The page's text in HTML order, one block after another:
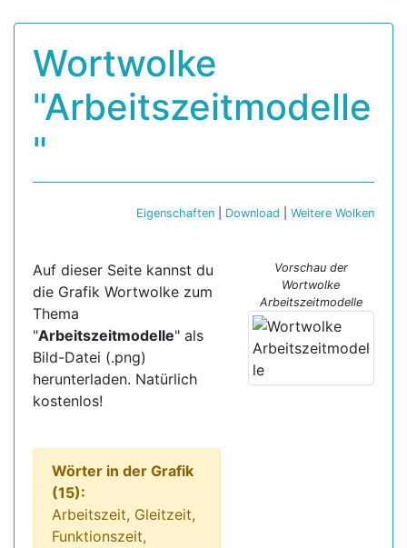
Wortwolke
"Arbeitszeitmodelle
"
Eigenschaften Download Weitere Wolken
Auf dieser Seite kannst du
die Grafik Wortwolke zum
Thema
"Arbeitszeitmodelle" als
Bild-Datei (.png)
herunterladen. Natürlich
kostenlos!
Wörter in der Grafik
(15):
Arbeitszeit, Gleitzeit,
Funktionszeit,
Vorschau der
Wortwolke
Arbeitszeitmodelle